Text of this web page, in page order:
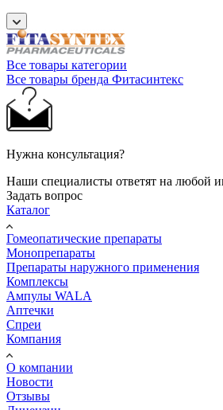
Все товары категории
Все товары бренда Фитасинтекс
Нужна консультация?
Наши специалисты ответят на любой
Задать вопрос
Каталог
Гомеопатические препараты
Монопрепараты
Препараты наружного применения
Комплексы
Ампулы WALA
Аптечки
Спреи
Компания
О компании
Новости
Отзывы